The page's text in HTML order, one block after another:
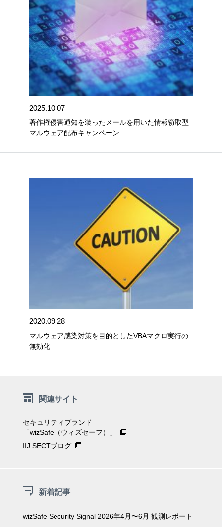
2025.10.07
著作権侵害通知を装ったメールを用いた情報窃取型
マルウェア配布キャンペーン
2020.09.28
マルウェア感染対策を目的としたVBAマクロ実行の
無効化
関連サイト
セキュリティブランド
「wizSafe（ウィズセーフ）」
IIJ SECTブログ
新着記事
wizSafe Security Signal 2026年4月〜6月 観測レポート